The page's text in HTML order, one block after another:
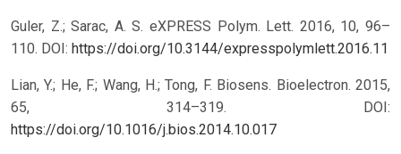
Guler, Z.; Sarac, A. S. eXPRESS Polym. Lett. 2016, 10, 96–
110. DOI: https://doi.org/10.3144/expresspolymlett.2016.11
Lian, Y.; He, F.; Wang, H.; Tong, F. Biosens. Bioelectron. 2015,
65, 314–319.
DOI:
https://doi.org/10.1016/j.bios.2014.10.017